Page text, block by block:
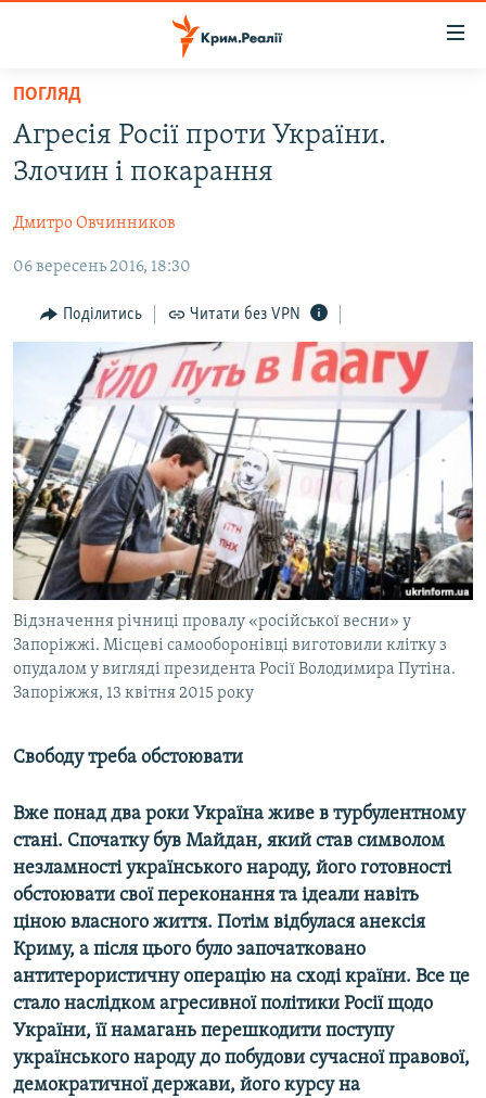
Перейти
основного
матеріалу
до
навігації
Перейти
ВОДА.КРИМ
ПОЛІТИКА
БЛОГИ
ПОГЛЯД
ІНТЕРВ'Ю
ВСЕ ЗА ДЕНЬ
СПЕЦПРОЕКТИ
ДЕПОРТАЦІЯ
ВІДЕОУРОКИ «ELIFBE»
СВІДЧЕННЯ ОКУПАЦІЇ
УКРАЇНСЬКА ПРОБЛЕМА КРИМУ
ІНФОГРАФІКА
ЯК ОБІЙТИ БЛОКУВАННЯ
Русский
Qırımtatar
ДОЛУЧАЙСЯ!
ПОГЛЯД
Агресія Росії проти України.
Злочин і покарання
Дмитро Овчинников
06 вересень 2016, 18:30
Поділитись Читати без VPN
Відзначення річниці провалу «російської весни» у
Запоріжжі. Місцеві самооборонівці виготовили клітку з
опудалом у вигляді президента Росії Володимира Путіна.
Запоріжжя, 13 квітня 2015 року
Свободу треба обстоювати
Вже понад два роки Україна живе в турбулентному
стані. Спочатку був Майдан, який став символом
незламності українського народу, його готовності
обстоювати свої переконання та ідеали навіть
ціною власного життя. Потім відбулася анексія
Криму, а після цього було започатковано
антитерористичну операцію на сході країни. Все це
стало наслідком агресивної політики Росії щодо
України, її намагань перешкодити поступу
українського народу до побудови сучасної правової,
демократичної держави, його курсу на